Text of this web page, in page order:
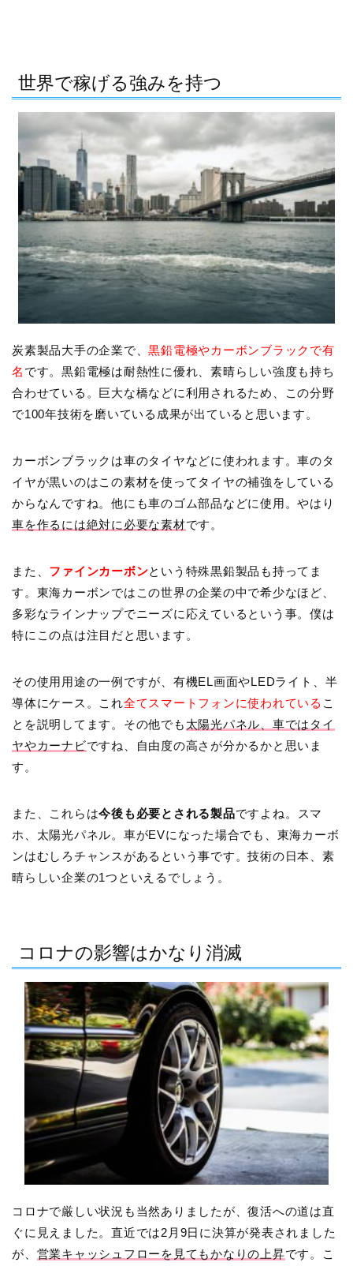
世界で稼げる強みを持つ
炭素製品大手の企業で、黒鉛電極やカーボンブラックで有
名 です。黒鉛電極は耐熱性に優れ、素晴らしい強度も持ち
合わせている。巨大な橋などに利用されるため、この分野
で100年技術を磨いている成果が出ていると思います。
カーボンブラックは車のタイヤなどに使われます。車のタ
イヤが黒いのはこの素材を使ってタイヤの補強をしている
からなんですね。他にも車のゴム部品などに使用。やはり
車を作るには絶対に必要な素材です。
また、 ファインカーボンという特殊黒鉛製品も持ってま
す。東海カーボンではこの世界の企業の中で希少なほど、
多彩なラインナップでニーズに応えているという事。僕は
特にこの点は注目だと思います。
その使用用途の一例ですが、有機EL画面やLEDライト、半
導体にケース。これ全てスマートフォンに使われている こ
とを説明してます。その他でも 太陽光パネル、車ではタイ
ヤやカーナビですね、自由度の高さが分かるかと思いま
す。
また、これらは今後も必要とされる製品ですよね。スマ
ホ、太陽光パネル。車がEVになった場合でも、東海カーボ
ンはむしろチャンスがあるという事です。技術の日本、素
晴らしい企業の1つといえるでしょう。
コロナの影響はかなり消滅
コロナで厳しい状況も当然ありましたが、復活への道は直
ぐに見えました。直近では2月9日に決算が発表されました
が、 営業キャッシュフローを見てもかなりの上昇です。こ